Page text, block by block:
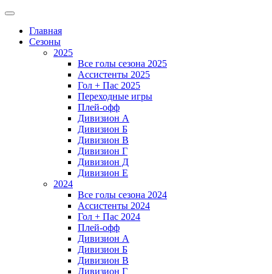
Главная
Сезоны
2025
Все голы сезона 2025
Ассистенты 2025
Гол + Пас 2025
Переходные игры
Плей-офф
Дивизион A
Дивизион Б
Дивизион В
Дивизион Г
Дивизион Д
Дивизион Е
2024
Все голы сезона 2024
Ассистенты 2024
Гол + Пас 2024
Плей-офф
Дивизион A
Дивизион Б
Дивизион В
Дивизион Г